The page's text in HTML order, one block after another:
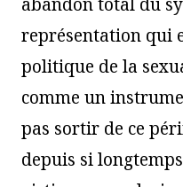
abandon total du
représentation qui
politique de la
comme un
pas sortir de ce
depuis si